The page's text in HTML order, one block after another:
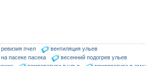
пчел
вентиляция ульев
пасеке пасека
весенний подогрев ульев